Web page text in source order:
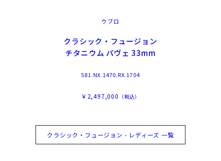
ウブロ
クラシック・フュージョン
チタニウム パヴェ 33mm
581.NX.1470.RX.1704
￥2,497,000 （税込）
クラシック・フュージョン - レディーズ 一覧